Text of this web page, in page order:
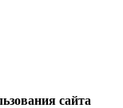
сайта